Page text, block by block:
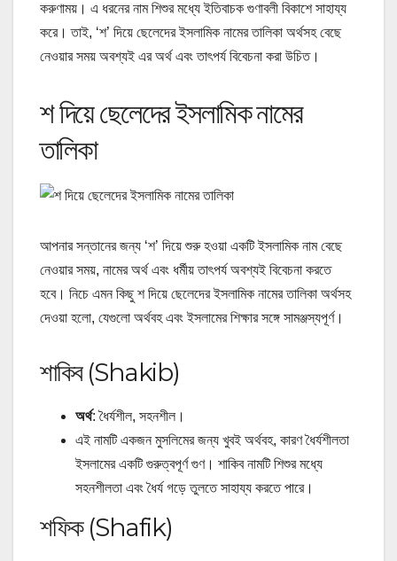
করুণাময়। এ ধরনের নাম শিশুর মধ্যে ইতিবাচক গুণাবলী বিকাশে সাহায্য
করে। তাই, ‘শ’ দিয়ে ছেলেদের ইসলামিক নামের তালিকা অর্থসহ বেছে
নেওয়ার সময় অবশ্যই এর অর্থ এবং তাৎপর্য বিবেচনা করা উচিত।
শ দিয়ে ছেলেদের ইসলামিক নামের
তালিকা
আপনার সন্তানের জন্য ‘শ’ দিয়ে শুরু হওয়া একটি ইসলামিক নাম বেছে
নেওয়ার সময়, নামের অর্থ এবং ধর্মীয় তাৎপর্য অবশ্যই বিবেচনা করতে
হবে। নিচে এমন কিছুশ দিয়ে ছেলেদের ইসলামিক নামের তালিকা অর্থসহ
দেওয়া হলো, যেগুলো অর্থবহ এবং ইসলামের শিক্ষার সঙ্গে সামঞ্জস্যপূর্ণ।
শাকিব (Shakib)
অর্থ: ধৈর্যশীল, সহনশীল।
এই নামটি একজন মুসলিমের জন্য খুবই অর্থবহ, কারণ ধৈর্যশীলতা
ইসলামের একটি গুরুত্বপূর্ণ গুণ। শাকিব নামটি শিশুর মধ্যে
সহনশীলতা এবং ধৈর্য গড়ে তুলতে সাহায্য করতে পারে।
শফিক (Shafik)